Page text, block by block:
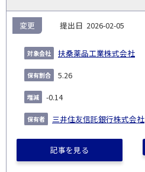
2026-02-05
扶桑薬品工業株式会社
変更
5.26
-0.14
三井住友信託銀行株式会社
記事を見る